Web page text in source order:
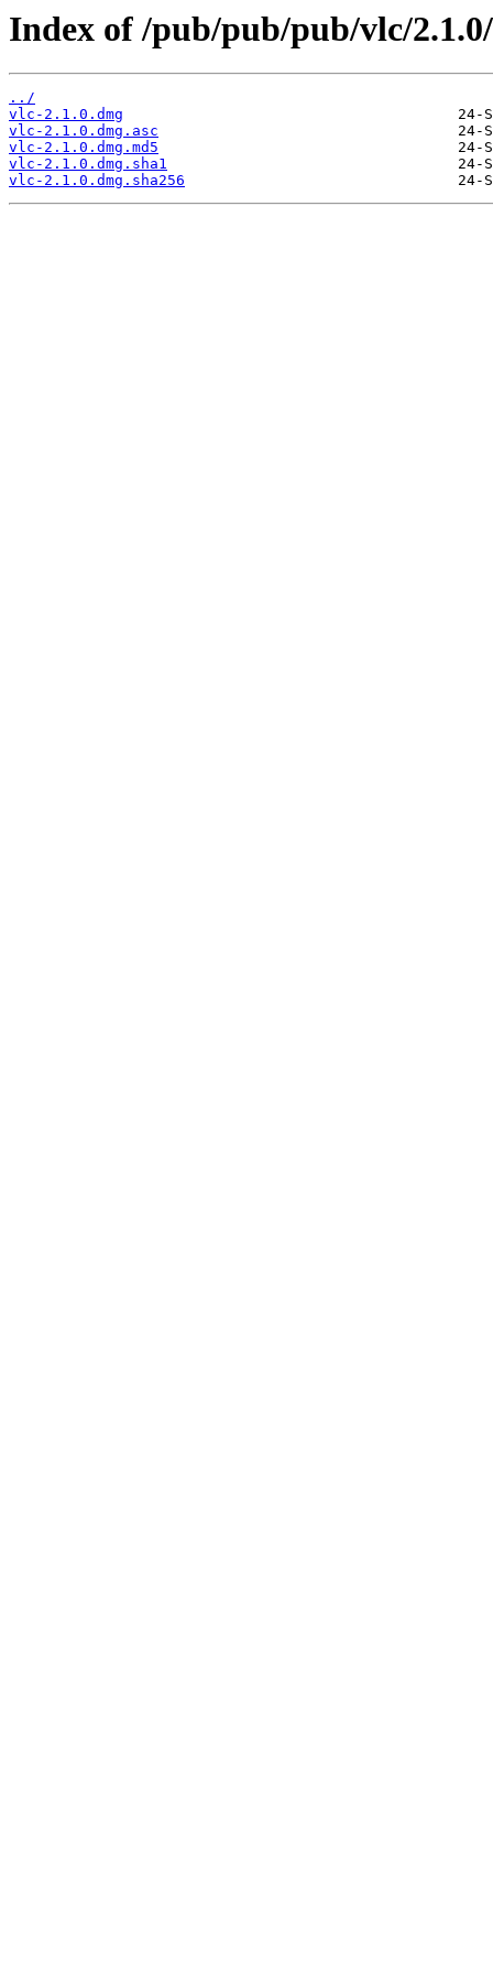
Index of /pub/pub/pub/vlc/
../
vlc-2.1.0.dmg
vlc-2.1.0.dmg.asc
vlc-2.1.0.dmg.md5
vlc-2.1.0.dmg.sha1
vlc-2.1.0.dmg.sha256